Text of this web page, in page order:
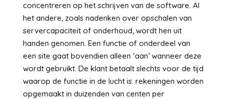
concentreren op het schrijven van de software. Al
het andere, zoals nadenken over opschalen van
servercapaciteit of onderhoud, wordt hen uit
handen genomen. Een functie of onderdeel van
een site gaat bovendien alleen ‘aan’ wanneer deze
wordt gebruikt. De klant betaalt slechts voor de tijd
waarop de functie in de lucht is: rekeningen worden
opgemaakt in duizenden van centen per